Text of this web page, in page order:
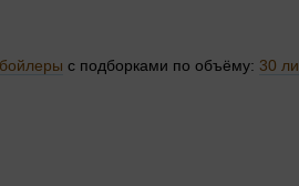
с подборками по объёму: 30